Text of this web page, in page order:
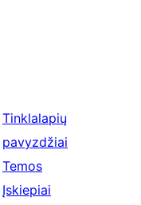
Tinklalapių
pavyzdžiai
Temos
Įskiepiai